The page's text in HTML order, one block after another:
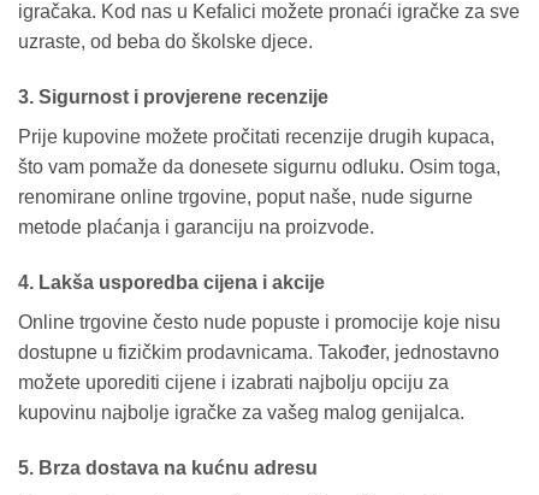
igračaka. Kod nas u Kefalici možete pronaći igračke za sve
uzraste, od beba do školske djece.
3. Sigurnost i provjerene recenzije
Prije kupovine možete pročitati recenzije drugih kupaca,
što vam pomaže da donesete sigurnu odluku. Osim toga,
renomirane online trgovine, poput naše, nude sigurne
metode plaćanja i garanciju na proizvode.
4. Lakša usporedba cijena i akcije
Online trgovine često nude popuste i promocije koje nisu
dostupne u fizičkim prodavnicama. Također, jednostavno
možete uporediti cijene i izabrati najbolju opciju za
kupovinu najbolje igračke za vašeg malog genijalca.
5. Brza dostava na kućnu adresu